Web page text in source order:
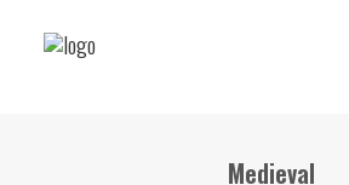
Reserva de rutes i experiènciesMedieval